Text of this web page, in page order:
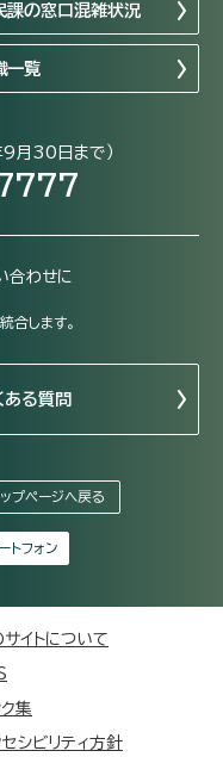
課の窓口混雑状況
一覧
9月30日まで）
合わせに
します。
ある質問
ップページへ戻る
トフォン
サイトについて
ク集
セシビリティ方針